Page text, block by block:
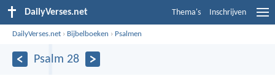
DailyVerses.net Thema's Inschrijven
DailyVerses.net › Bijbelboeken › Psalmen
Psalm 28